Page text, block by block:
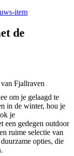
item
de
om je gelaagd te
in de winter, hou je
je
een gedegen outdoor
ruime selectie van
opties, die